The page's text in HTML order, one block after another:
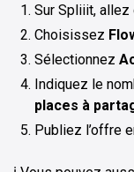
Sur Spliiit, allez
Choisissez
Sélectionnez
Indiquez le
places à
Publiez l’offre